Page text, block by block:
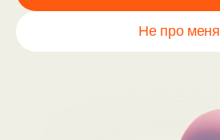
Не про меня